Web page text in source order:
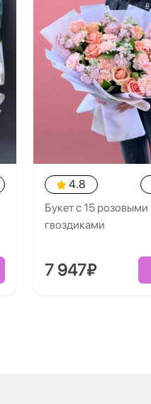
4.8
Букет с 15
гвоздиками
7 947₽